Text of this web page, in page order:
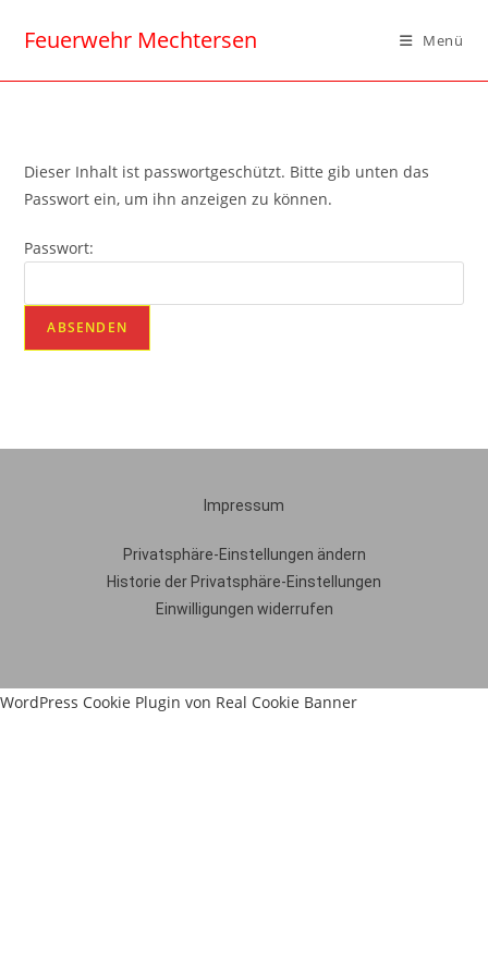
Feuerwehr Mechtersen Menü
Dieser Inhalt ist passwortgeschützt. Bitte gib unten das
Passwort ein, um ihn anzeigen zu können.
Passwort:
Impressum
Privatsphäre-Einstellungen ändern
Historie der Privatsphäre-Einstellungen
Einwilligungen widerrufen
WordPress Cookie Plugin von Real Cookie Banner